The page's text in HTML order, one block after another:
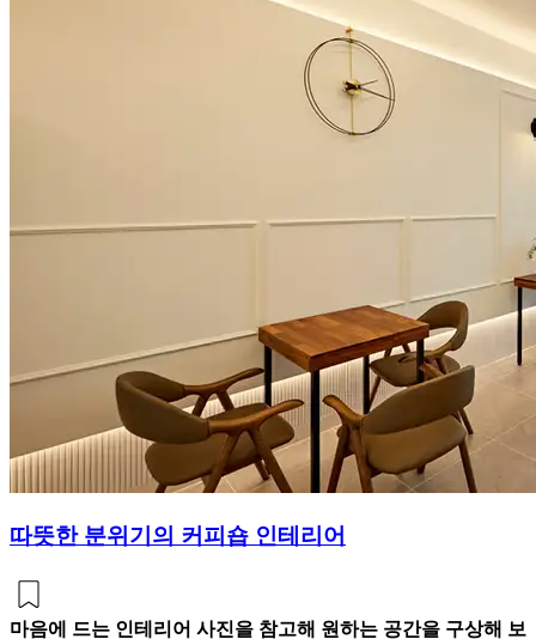
따뜻한 분위기의 커피숍 인테리어
마음에 드는 인테리어 사진을 참고해 원하는 공간을 구상해 보